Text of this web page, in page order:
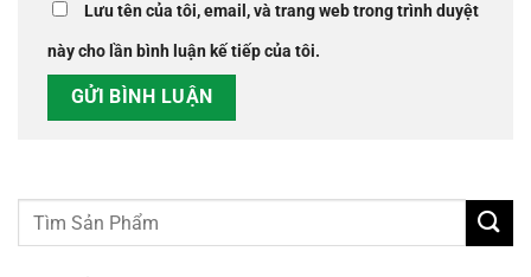
Lưu tên của tôi, email, và trang web trong trình duyệt
này cho lần bình luận kế tiếp của tôi.